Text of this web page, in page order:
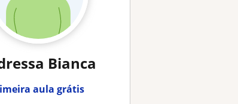
Bianca
aula grátis